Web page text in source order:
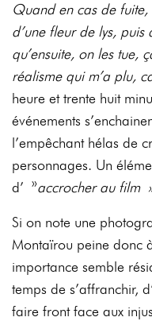
Quand en cas de
d’une fleur de lys, puis
qu’ensuite, on les tue,
réalisme qui m’a plu,
heure et trente huit
événements
l’empêchant hélas de
personnages. Un
d’ »accrocher au film
Si on note une
Montaïrou peine donc
importance semble
temps de s’affranchir,
faire front face aux